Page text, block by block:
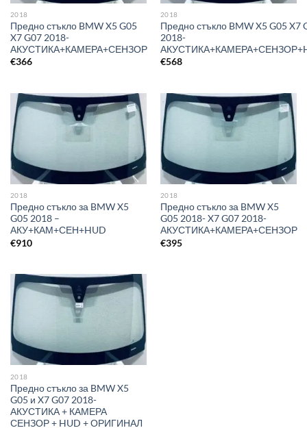
2018
Предно стъкло BMW X5 G05
X7 G07 2018-
АКУСТИКА+КАМЕРА+СЕНЗОР
€366
2018
Предно стъкло BMW X5 G05 X7
2018-
€568
2018
Предно стъкло за BMW X5
G05 2018 –
АКУ+КАМ+СЕН+HUD
€910
2018
Предно стъкло за BMW X5
G05 2018- X7 G07 2018-
АКУСТИКА+КАМЕРА+СЕНЗОР
€395
2018
Предно стъкло за BMW X5
G05 и X7 G07 2018-
АКУСТИКА + КАМЕРА
СЕНЗОР + HUD + ОРИГИНАЛ